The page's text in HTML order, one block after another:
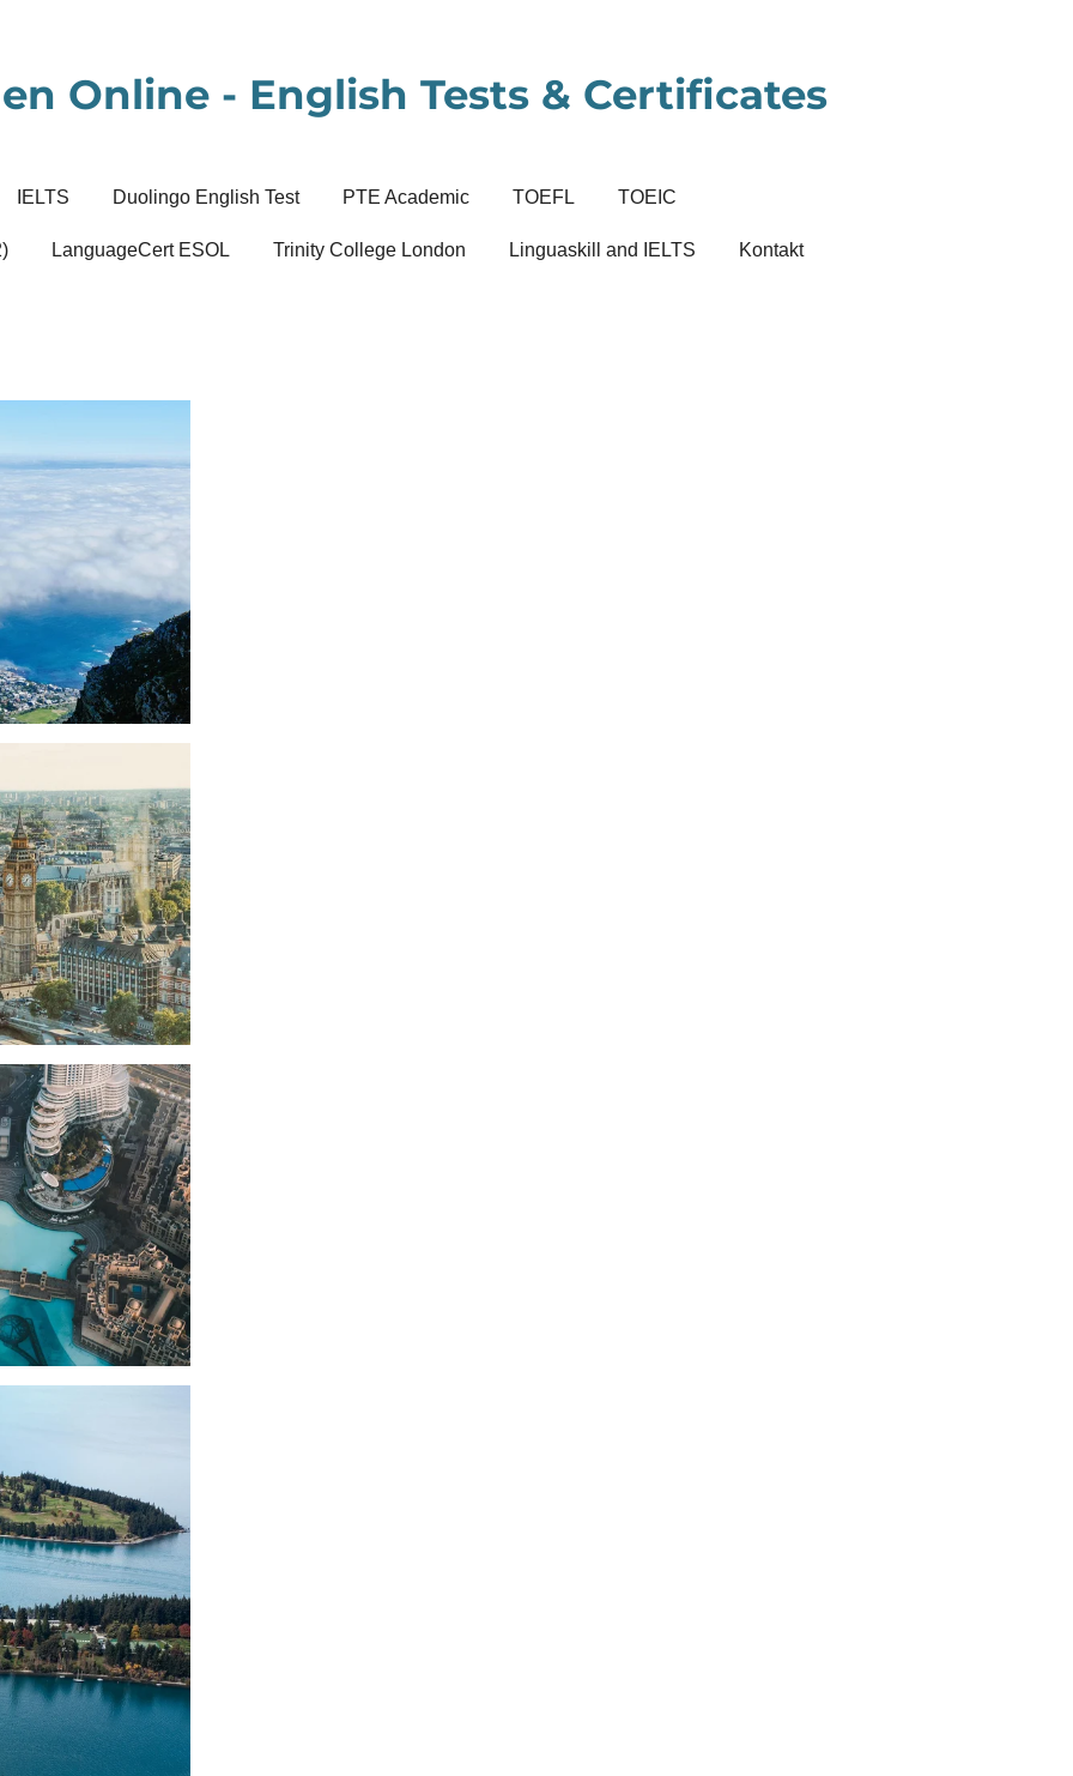
Online - English Tests & Certificates
IELTS Duolingo English Test PTE Academic TOEFL TOEIC
LanguageCert ESOL Trinity College London Linguaskill and IELTS Kontakt